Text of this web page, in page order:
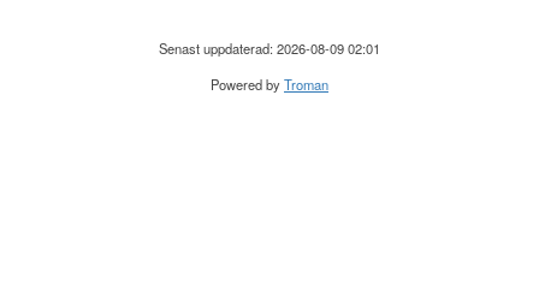
Senast uppdaterad: 2026-08-09 02:01
Powered byTroman